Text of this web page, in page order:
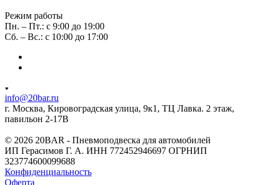
Режим работы
Пн. – Пт.: с 9:00 до 19:00
Сб. – Вс.: с 10:00 до 17:00
info@20bar.ru
г. Москва, Кировоградская улица, 9к1, ТЦ Лавка. 2 этаж,
павильон 2-17В
© 2026 20BAR - Пневмоподвеска для автомобилей
ИП Герасимов Г. А. ИНН 772452946697 ОГРНИП
323774600099688
Конфиденциальность
Оферта